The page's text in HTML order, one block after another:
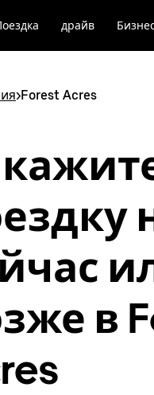
драйв
>Forest Acres
в